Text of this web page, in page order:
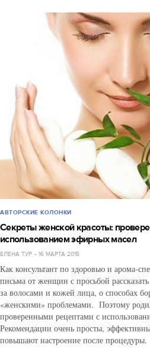
АВТОРСКИЕ КОЛОНКИ
Секреты женской красоты:
использованием эфирных масел
ЕЛЕНА ТУР 16 МАРТА 2015
Как консультант по здоровью и арома-
письма от женщин с просьбой
за волосами и кожей лица, о способах
«женскими» проблемами. Поэтому
проверенными рецептами с
Рекомендации очень просты,
повышают настроение после процедуры.